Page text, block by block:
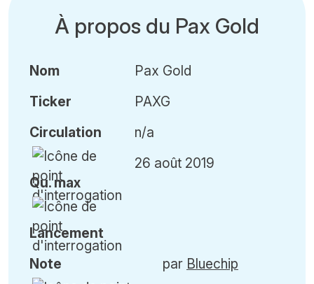
À propos du Pax Gold
Nom
Ticker
Circulation
Qu.max
Lancement
Pax Gold
PAXG
n/a
26 août 2019
Note par Bluechip